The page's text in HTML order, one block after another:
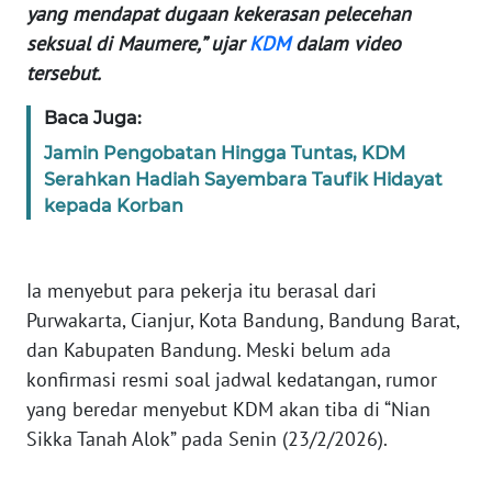
yang mendapat dugaan kekerasan pelecehan
seksual di Maumere,” ujarKDMdalam video
tersebut.
Baca Juga:
Jamin Pengobatan Hingga Tuntas, KDM
Serahkan Hadiah Sayembara Taufik Hidayat
kepada Korban
Ia menyebut para pekerja itu berasal dari
Purwakarta, Cianjur, Kota Bandung, Bandung Barat,
dan Kabupaten Bandung. Meski belum ada
konfirmasi resmi soal jadwal kedatangan, rumor
yang beredar menyebut KDM akan tiba di “Nian
Sikka Tanah Alok” pada Senin (23/2/2026).
WN
JABAR
BANTEN
WN
WN
KEPRI
WN
PAPUA